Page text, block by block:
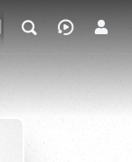
玄幻武侠 奇幻